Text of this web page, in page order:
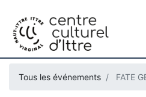
Tous les événements FATE